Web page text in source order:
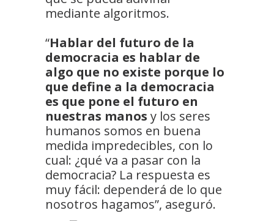
mediante algoritmos.
“Hablar del futuro de la
democracia es hablar de
algo que no existe porque lo
que define a la democracia
es que pone el futuro en
nuestras manos y los seres
humanos somos en buena
medida impredecibles, con lo
cual: ¿qué va a pasar con la
democracia? La respuesta es
muy fácil: dependerá de lo que
nosotros hagamos”, aseguró.